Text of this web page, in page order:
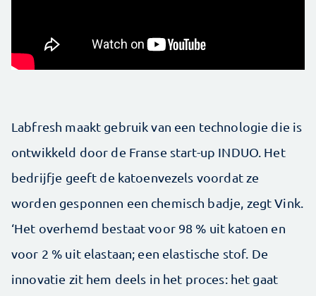
Labfresh maakt gebruik van een technologie die is
ontwikkeld door de Franse start-up INDUO. Het
bedrijfje geeft de katoenvezels voordat ze
worden gesponnen een chemisch badje, zegt Vink.
‘Het overhemd bestaat voor 98 % uit katoen en
voor 2 % uit elastaan; een elastische stof. De
innovatie zit hem deels in het proces: het gaat